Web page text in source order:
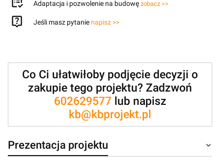
Adaptacja i pozwolenie na budowę zobacz >>
Jeśli masz pytanie napisz >>
Co Ci ułatwiłoby podjęcie decyzji o
zakupie tego projektu? Zadzwoń
602629577lub napisz
kb@kbprojekt.pl
Prezentacja projektu